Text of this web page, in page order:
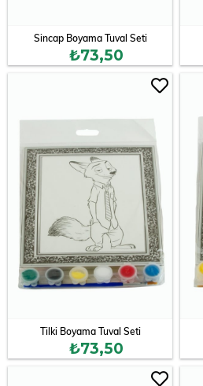
Sincap Boyama Tuval Seti
₺73,50
Tilki Boyama Tuval Seti
₺73,50